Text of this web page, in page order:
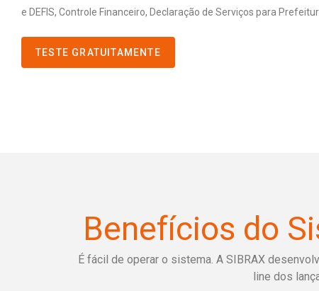
e DEFIS, Controle Financeiro, Declaração de Serviços para
TESTE GRATUITAMENTE
Benefícios do
É fácil de operar o sistema. A SIBRAX
line dos